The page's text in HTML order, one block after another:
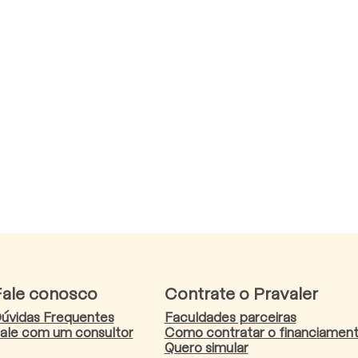
conosco
Frequentes
com um consultor
Contrate o Pravaler
Faculdades parceiras
Como contratar o
Quero simular